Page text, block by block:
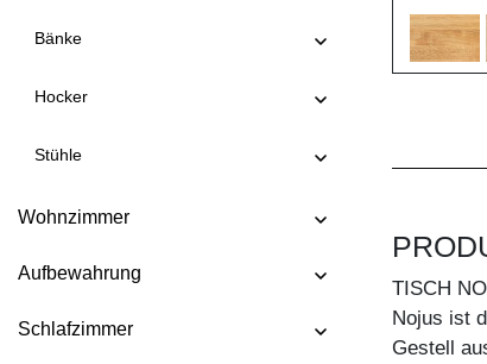
TISCH CONVERTO
TISCH CUBUS 3 B10X10
TISCH DUCK
TISCH DUCK OVAL
Bänke
Hocker
Stühle
Wohnzimmer
Aufbewahrung
Schlafzimmer
TISCH
Nojus ist
Gestell